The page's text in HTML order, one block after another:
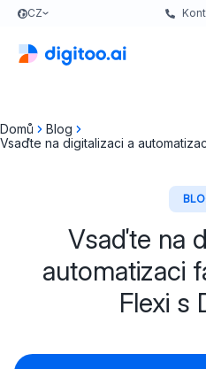
CZ
Domů
Blog
Vsaďte na digitalizaci a
Vsaďte na
automatizaci
Flexi s